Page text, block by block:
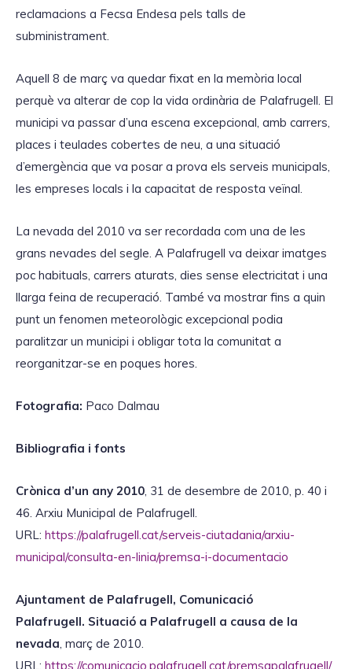
reclamacions a Fecsa Endesa pels talls de
subministrament.
Aquell 8 de març va quedar fixat en la memòria local
perquè va alterar de cop la vida ordinària de Palafrugell. El
municipi va passar d’una escena excepcional, amb carrers,
places i teulades cobertes de neu, a una situació
d’emergència que va posar a prova els serveis municipals,
les empreses locals i la capacitat de resposta veïnal.
La nevada del 2010 va ser recordada com una de les
grans nevades del segle. A Palafrugell va deixar imatges
poc habituals, carrers aturats, dies sense electricitat i una
llarga feina de recuperació. També va mostrar fins a quin
punt un fenomen meteorològic excepcional podia
paralitzar un municipi i obligar tota la comunitat a
reorganitzar-se en poques hores.
Fotografia: Paco Dalmau
Bibliografia i fonts
Crònica d’un any 2010, 31 de desembre de 2010, p. 40 i
46. Arxiu Municipal de Palafrugell.
URL: https://palafrugell.cat/serveis-ciutadania/arxiu-
municipal/consulta-en-linia/premsa-i-documentacio
Ajuntament de Palafrugell, Comunicació
Palafrugell. Situació a Palafrugell a causa de la
nevada, març de 2010.
URL: https://comunicacio.palafrugell.cat/premsapalafrugell/